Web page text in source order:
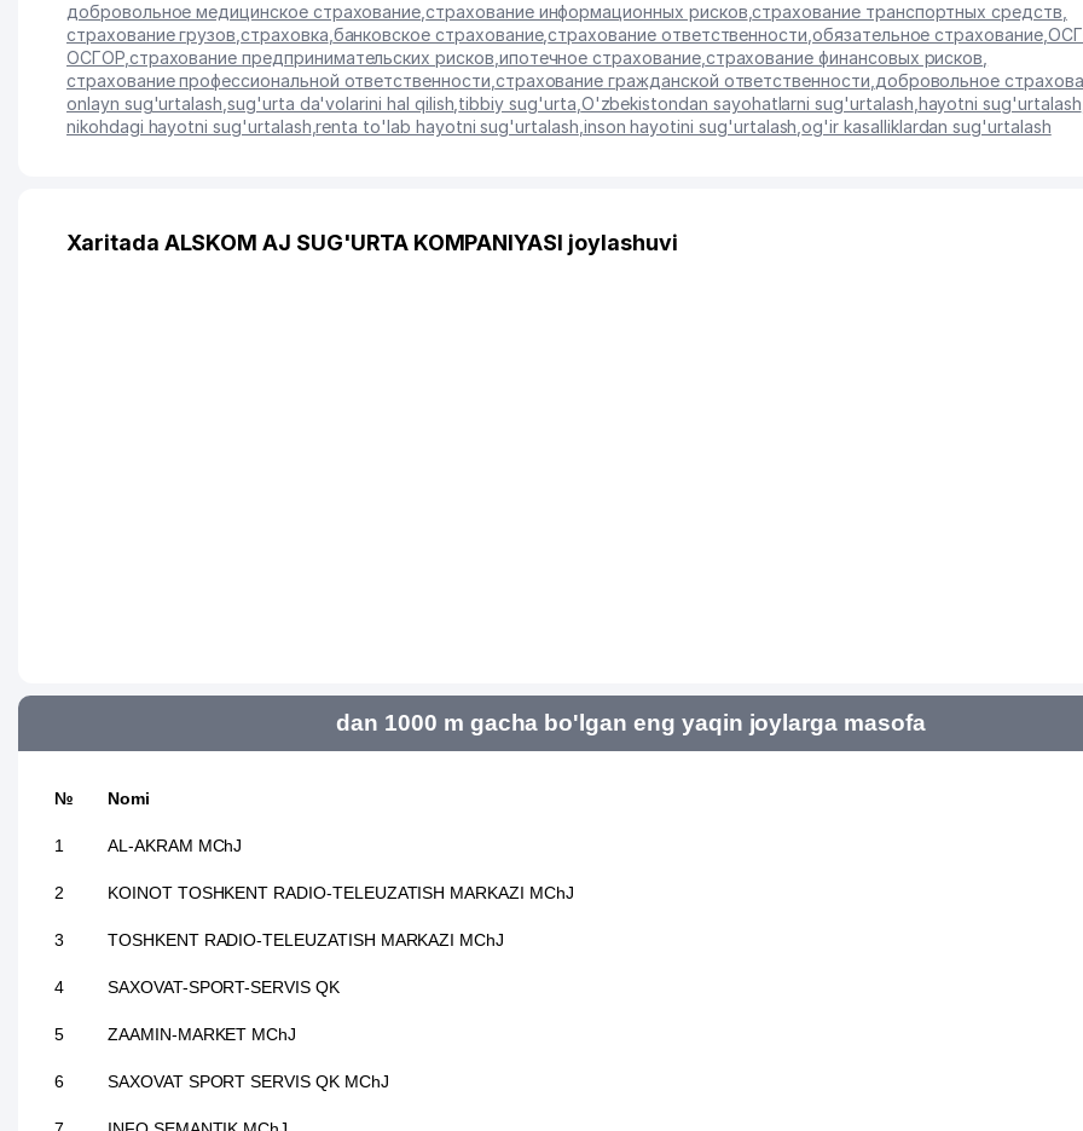
добровольное медицинское страхование ,страхование информационных рисков ,страхование транспортных средств
страхование грузов ,страховка банковское страхование,страхование ответственности ,обязательное страхование,
ОСГОР, страхование предпринимательских рисков ипотечное страхование, страхование финансовых рисков
страхование профессиональной ответственности страхование гражданской ответственности добровольное
onlayn sug'urtalash ,sug'urta da'volarini hal qilish tibbiy sug'urta O'zbekistondan sayohatlarni sug'urtalash hayotni sug'urtalash
nikohdagi hayotni sug'urtalash ,renta to'lab hayotni sug'urtalash inson hayotini sug'urtalash ,og'ir kasalliklardan sug'urtalash
Xaritada ALSKOM AJ SUG'URTA KOMPANIYASI joylashuvi
dan 1000 m gacha bo'lgan eng yaqin joylarga masofa
№ Nomi
1 AL-AKRAM MChJ
2 KOINOT TOSHKENT RADIO-TELEUZATISH MARKAZI MChJ
3 TOSHKENT RADIO-TELEUZATISH MARKAZI MChJ
4 SAXOVAT-SPORT-SERVIS QK
5 ZAAMIN-MARKET MChJ
6 SAXOVAT SPORT SERVIS QK MChJ